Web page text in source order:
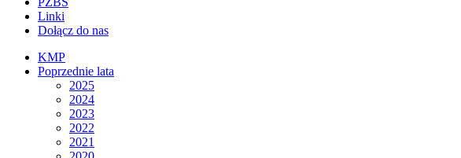
Linki
Dołącz do nas
KMP
Poprzednie lata
2025
2024
2023
2022
2021